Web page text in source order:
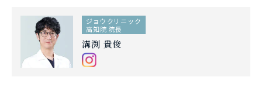
ジョウクリニック
高知院 院長
溝渕 貴俊